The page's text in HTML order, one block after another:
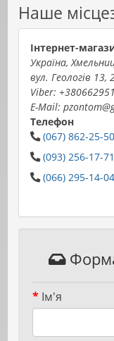
Наше
Інтернет-
Україна,
вул. Геологів 13,
Viber:
E-Mail:
Телефон
(067) 862-25-50
(093) 256-17-71
(066) 295-14-04
Ім'я